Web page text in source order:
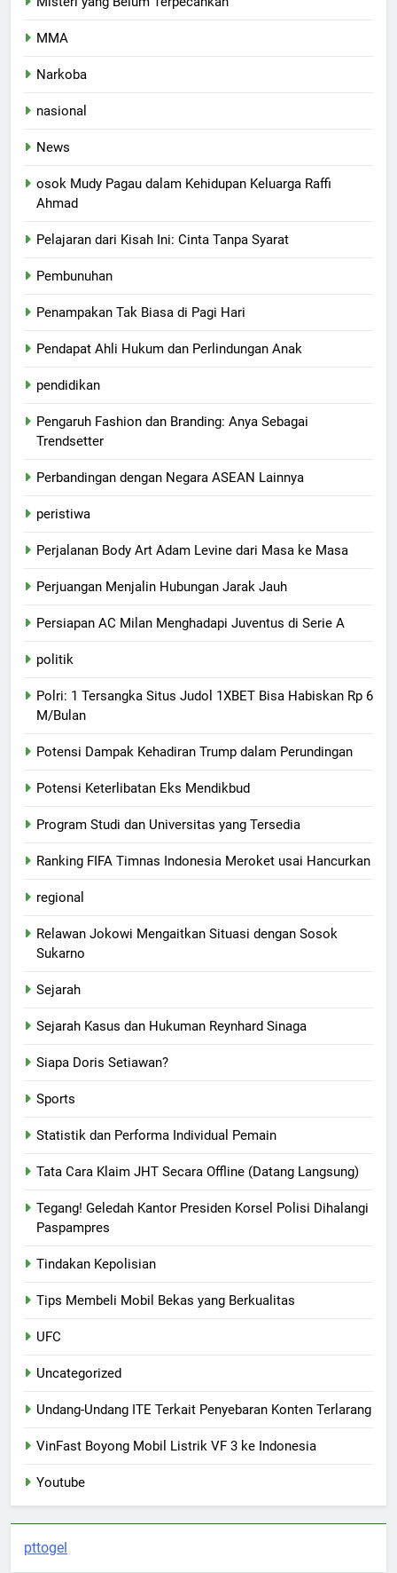
MMA
Narkoba
nasional
News
osok Mudy Pagau dalam Kehidupan Keluarga Raffi
Ahmad
Pelajaran dari Kisah Ini: Cinta Tanpa Syarat
Pembunuhan
Penampakan Tak Biasa di Pagi Hari
Pendapat Ahli Hukum dan Perlindungan Anak
pendidikan
Pengaruh Fashion dan Branding: Anya Sebagai
Trendsetter
Perbandingan dengan Negara ASEAN Lainnya
peristiwa
Perjalanan Body Art Adam Levine dari Masa ke Masa
Perjuangan Menjalin Hubungan Jarak Jauh
Persiapan AC Milan Menghadapi Juventus di Serie A
politik
Polri: 1 Tersangka Situs Judol 1XBET Bisa Habiskan Rp 6
M/Bulan
Potensi Dampak Kehadiran Trump dalam Perundingan
Potensi Keterlibatan Eks Mendikbud
Program Studi dan Universitas yang Tersedia
Ranking FIFA Timnas Indonesia Meroket usai Hancurkan
regional
Relawan Jokowi Mengaitkan Situasi dengan Sosok
Sukarno
Sejarah
Sejarah Kasus dan Hukuman Reynhard Sinaga
Siapa Doris Setiawan?
Sports
Statistik dan Performa Individual Pemain
Tata Cara Klaim JHT Secara Offline (Datang Langsung)
Tegang! Geledah Kantor Presiden Korsel Polisi Dihalangi
Paspampres
Tindakan Kepolisian
Tips Membeli Mobil Bekas yang Berkualitas
UFC
Uncategorized
Undang-Undang ITE Terkait Penyebaran Konten Terlarang
VinFast Boyong Mobil Listrik VF 3 ke Indonesia
Youtube
pttogel